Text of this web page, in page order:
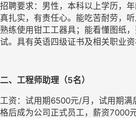
招聘要求：男性，本科以上学历 ，
真扎实，有责任心。能吃苦耐劳，听
熟练使用钳工工器具； 能看懂图纸
试。具有英语四级证书及相关职业资
二、工程师助理（5名）
工资：试用期6500元/月，试用期满
格后成为公司正式员工，薪资7000